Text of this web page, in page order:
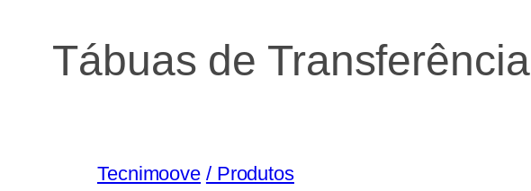
Tábuas de Transferência
Tecnimoove / Produtos